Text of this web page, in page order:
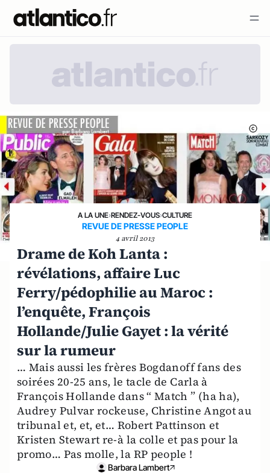
A LA UNE›RENDEZ-VOUS›CULTURE
REVUE DE PRESSE PEOPLE
4 avril 2013
Drame de Koh Lanta :
révélations, affaire Luc
Ferry/pédophilie au Maroc :
l’enquête, François
Hollande/Julie Gayet : la vérité
sur la rumeur
… Mais aussi les frères Bogdanoff fans des
soirées 20-25 ans, le tacle de Carla à
François Hollande dans “ Match ” (ha ha),
Audrey Pulvar rockeuse, Christine Angot au
tribunal et, et, et… Robert Pattinson et
Kristen Stewart re-à la colle et pas pour la
promo… Pas molle, la RP people !
Barbara Lambert